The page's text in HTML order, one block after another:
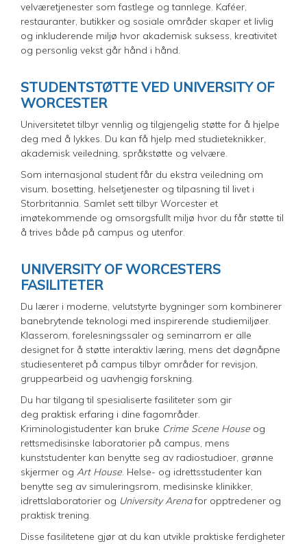
velværetjenester som fastlege og tannlege. Kaféer,
restauranter, butikker og sosiale områder skaper et livlig
og inkluderende miljø hvor akademisk suksess, kreativitet
og personlig vekst går hånd i hånd.
STUDENTSTØTTE VED UNIVERSITY OF
WORCESTER
Universitetet tilbyr vennlig og tilgjengelig støtte for å hjelpe
deg med å lykkes. Du kan få hjelp med studieteknikker,
akademisk veiledning, språkstøtte og velvære.
Som internasjonal student får du ekstra veiledning om
visum, bosetting, helsetjenester og tilpasning til livet i
Storbritannia. Samlet sett tilbyr Worcester et
imøtekommende og omsorgsfullt miljø hvor du får støtte til
å trives både på campus og utenfor.
UNIVERSITY OF WORCESTERS
FASILITETER
Du lærer i moderne, velutstyrte bygninger som kombinerer
banebrytende teknologi med inspirerende studiemiljøer.
Klasserom, forelesningssaler og seminarrom er alle
designet for å støtte interaktiv læring, mens det døgnåpne
studiesenteret på campus tilbyr områder for revisjon,
gruppearbeid og uavhengig forskning.
Du har tilgang til spesialiserte fasiliteter som gir
deg praktisk erfaring i dine fagområder.
Kriminologistudenter kan bruke Crime Scene House og
rettsmedisinske laboratorier på campus, mens
kunststudenter kan benytte seg av radiostudioer, grønne
skjermer og Art House. Helse- og idrettsstudenter kan
benytte seg av simuleringsrom, medisinske klinikker,
idrettslaboratorier og University Arenafor opptredener og
praktisk trening.
Disse fasilitetene gjør at du kan utvikle praktiske ferdigheter